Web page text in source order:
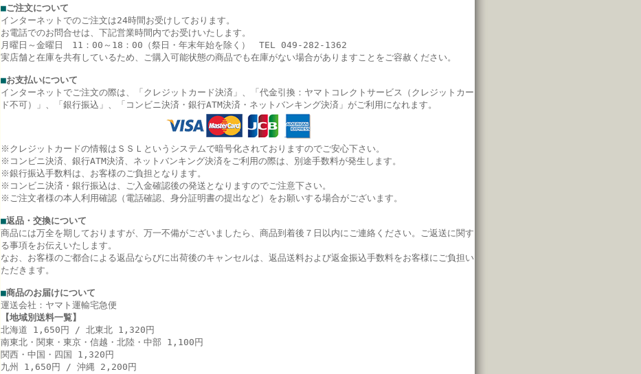
■ご注文について
インターネットでのご注文は24時間お受けしております。
お電話でのお問合せは、下記営業時間内でお受けいたします。
月曜日～金曜日 11：00～18：00（祭日・年末年始を除く） TEL 049-282-1362
実店舗と在庫を共有しているため、ご購入可能状態の商品でも在庫がない場合がありますことをご容赦ください。
■お支払いについて
インターネットでご注文の際は、「クレジットカード決済」、「代金引換：ヤマトコレクトサービス（クレジットカー
ド不可）」、
「銀行振込」、 「コンビニ決済・ 銀行ATM決済・ネットバンキング決済」 がご利用になれます。
※クレジットカードの情報はＳＳＬというシステムで暗号化されておりますのでご安心下さい。
※コンビニ決済、銀行ATM決済、ネットバンキング決済をご利用の際は、別途手数料が発生します。
※銀行振込手数料は、お客様のご負担となります。
※コンビニ決済・銀行振込は、ご入金確認後の発送となりますのでご注意下さい。
※ご注文者様の本人利用確認（電話確認、身分証明書の提出など）をお願いする場合がございます。
■返品・交換について
商品には万全を期しておりますが、万一不備がございましたら、商品到着後７日以内にご連絡ください。 ご返送に関す
る事項をお伝えいたします。
なお、お客様のご都合による返品ならびに出荷後のキャンセルは、返品送料および返金振込手数料をお客様にご負担い
ただきます。
■商品のお届けについて
運送会社：ヤマト運輸宅急便
【地域別送料一覧】
北海道 1,650円 / 北東北 1,320円
南東北・関東・東京・信越・北陸・中部 1,100円
関西・中国・四国 1,320円
九州 1,650円 / 沖縄 2,200円